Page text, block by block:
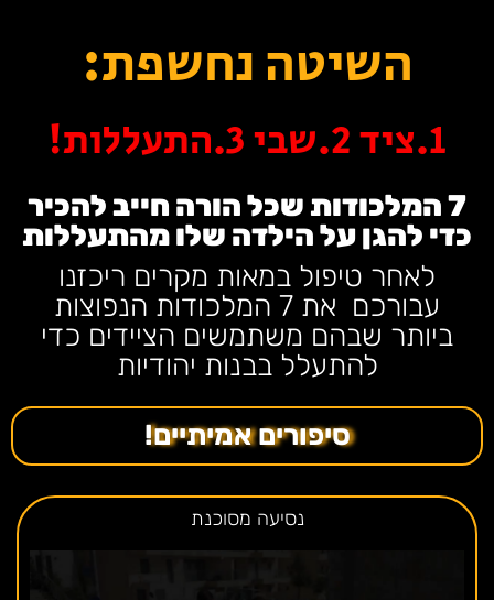
השיטה נחשפת:
1.ציד 2.שבי 3.התעללות!
7 המלכודות שכל הורה חייב להכיר
כדי להגן על הילדה שלו מהתעללות
לאחר טיפול במאות מקרים ריכזנו
עבורכם את 7 המלכודות הנפוצות
ביותר שבהם משתמשים הציידים כדי
להתעלל בבנות יהודיות
סיפורים אמיתיים!
נסיעה מסוכנת